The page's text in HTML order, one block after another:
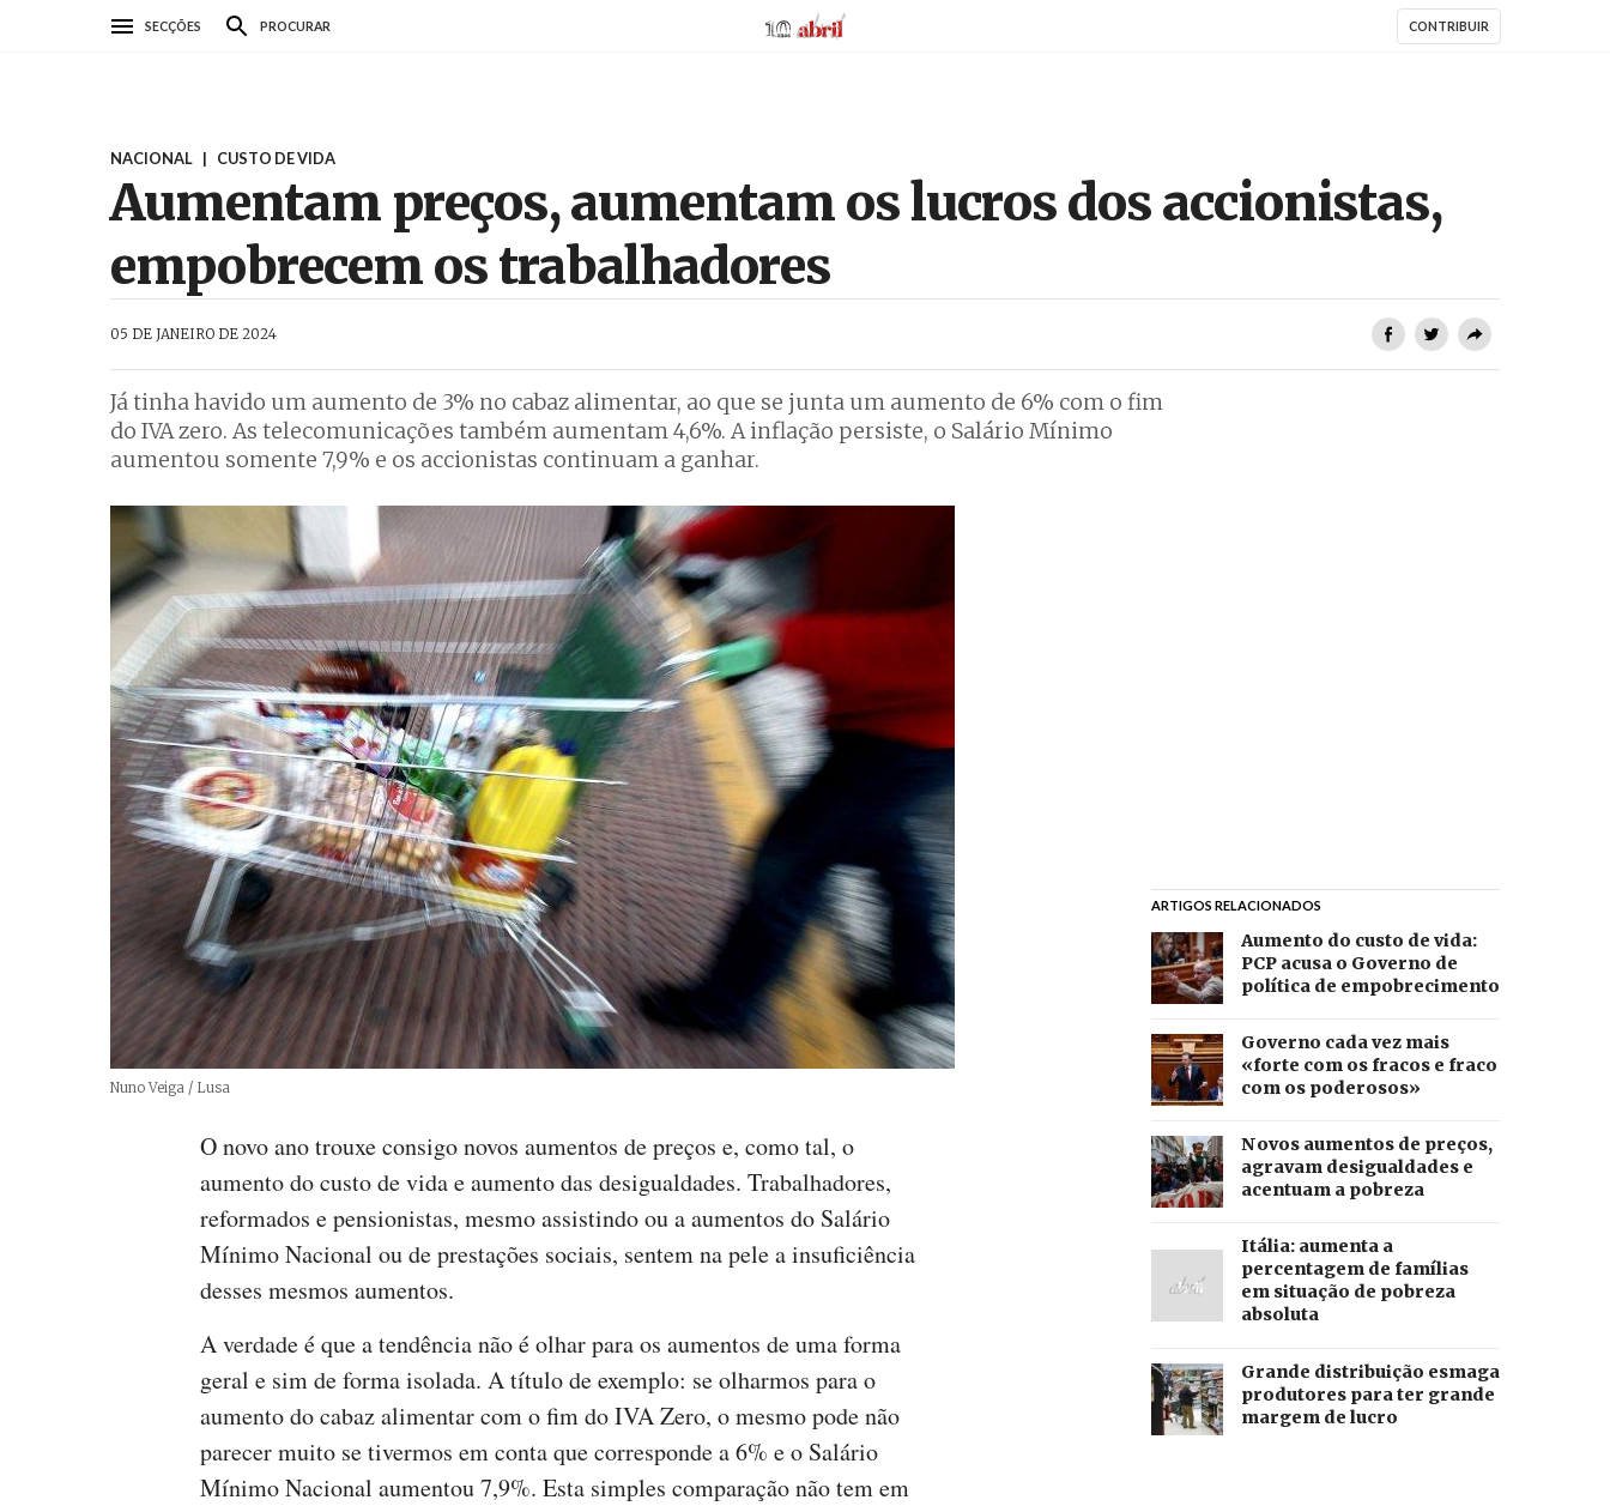
SECÇÕES PROCURAR AbrilAbril CONTRIBUIR
NACIONAL | CUSTO DE VIDA
Aumentam preços, aumentam os lucros dos accionistas,
empobrecem os trabalhadores
05 DE JANEIRO DE 2024
Já tinha havido um aumento de 3% no cabaz alimentar, ao que se junta um aumento de 6% com o fim
do IVA zero. As telecomunicações também aumentam 4,6%. A inflação persiste, o Salário Mínimo
aumentou somente 7,9% e os accionistas continuam a ganhar.
Créditos
Nuno Veiga / Lusa
O novo ano trouxe consigo novos aumentos de preços e, como tal, o
aumento do custo de vida e aumento das desigualdades. Trabalhadores,
reformados e pensionistas, mesmo assistindo ou a aumentos do Salário
Mínimo Nacional ou de prestações sociais, sentem na pele a insuficiência
desses mesmos aumentos.
A verdade é que a tendência não é olhar para os aumentos de uma forma
geral e sim de forma isolada. A título de exemplo: se olharmos para o
aumento do cabaz alimentar com o fim do IVA Zero, o mesmo pode não
parecer muito se tivermos em conta que corresponde a 6% e o Salário
Mínimo Nacional aumentou 7,9%. Esta simples comparação não tem em
ARTIGOS RELACIONADOS
Aumento do custo de vida:
PCP acusa o Governo de
política de empobrecimento
Governo cada vez mais
«forte com os fracos e fraco
com os poderosos»
Novos aumentos de preços,
agravam desigualdades e
acentuam a pobreza
Itália: aumenta a
percentagem de famílias
em situação de pobreza
absoluta
Grande distribuição esmaga
produtores para ter grande
margem de lucro